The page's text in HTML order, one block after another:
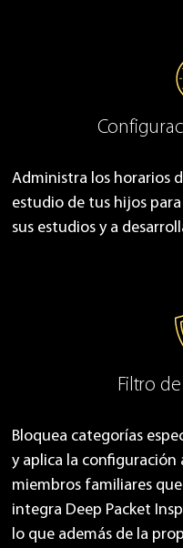
Administra los horarios
estudio de tus hijos
sus estudios y a
Filtro
Bloquea categorías
y aplica la configuración
miembros familiares
integra Deep Packet
lo que además de la